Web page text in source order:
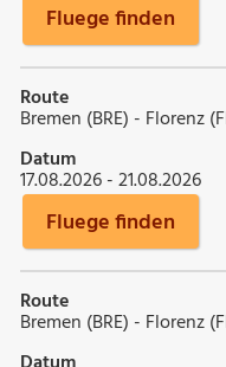
Fluege finden
Route
Bremen (BRE) - Florenz
Datum
17.08.2026 - 21.08.2026
Fluege finden
Route
Bremen (BRE) - Florenz